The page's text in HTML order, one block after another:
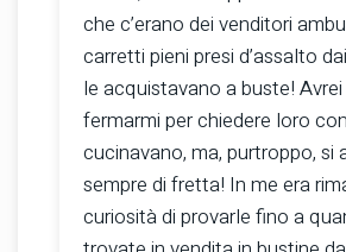
che c’erano dei venditori
carretti pieni presi d’assalto
le acquistavano a buste!
fermarmi per chiedere loro
cucinavano, ma, purtroppo, si
sempre di fretta! In me era
curiosità di provarle fino a